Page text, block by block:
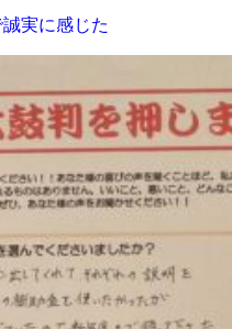
実に感じた